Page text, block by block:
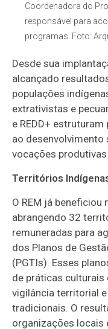
Coordenadora do
responsável para
programas. Foto:
Desde sua
alcançado
populações
extrativistas e
e REDD+
ao desenvolvimento
vocações
Territórios
O REM já
abrangendo 32
remuneradas para
dos Planos de
(PGTIs). Esses
de práticas
vigilância territorial
tradicionais. O
organizações locais